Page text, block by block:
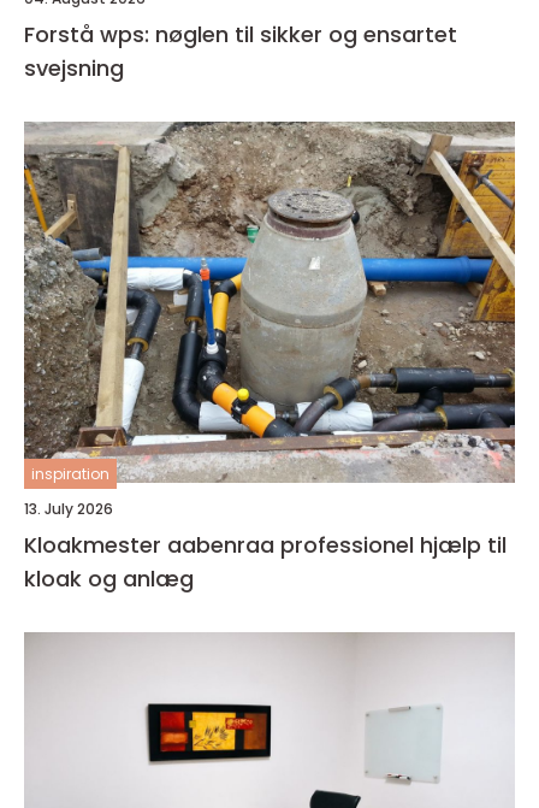
Forstå wps: nøglen til sikker og ensartet
svejsning
inspiration
13. July 2026
Kloakmester aabenraa professionel hjælp til
kloak og anlæg